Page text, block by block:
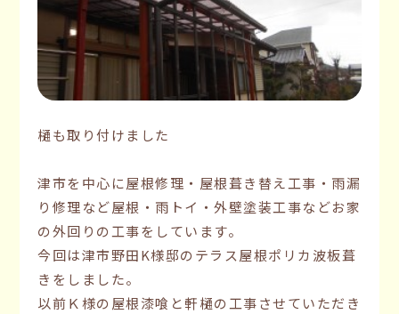
樋も取り付けました
津市を中心に屋根修理・屋根葺き替え工事・雨漏
り修理など屋根・雨トイ・外壁塗装工事などお家
の外回りの工事をしています。
今回は津市野田K様邸のテラス屋根ポリカ波板葺
きをしました。
以前Ｋ様の屋根漆喰と軒樋の工事させていただき